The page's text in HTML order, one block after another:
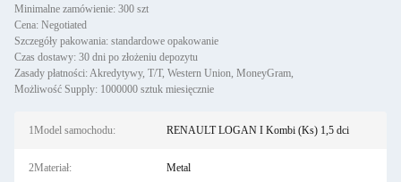
Minimalne zamówienie: 300 szt
Cena: Negotiated
Szczegóły pakowania: standardowe opakowanie
Czas dostawy: 30 dni po złożeniu depozytu
Zasady płatności: Akredytywy, T/T, Western Union, MoneyGram,
Możliwość Supply: 1000000 sztuk miesięcznie
1Model samochodu: RENAULT LOGAN I Kombi (Ks) 1,5 dci
2Materiał: Metal